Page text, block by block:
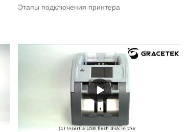
Этапы подключения принтера